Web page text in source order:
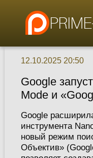
12.10.2025 20:50
Google
Mode и
Google
инструмента
новый режим
Объектив»